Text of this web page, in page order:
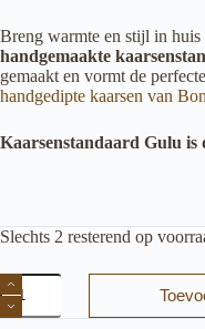
Breng warmte en stijl in huis
handgemaakte
gemaakt en vormt de
handgedipte kaarsen van
Kaarsenstandaard Gulu is
Slechts 2 resterend op
Kaarsenstandaard
GuLu
aantal